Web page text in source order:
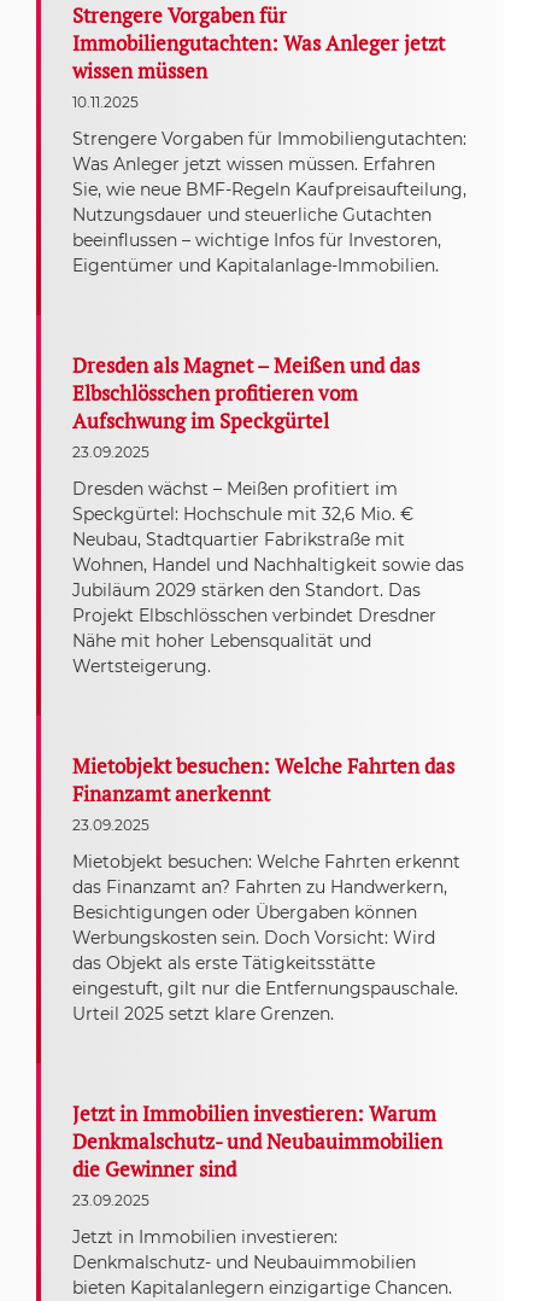
Strengere Vorgaben für
Immobiliengutachten: Was Anleger jetzt
wissen müssen
10.11.2025
Strengere Vorgaben für Immobiliengutachten:
Was Anleger jetzt wissen müssen. Erfahren
Sie, wie neue BMF-Regeln Kaufpreisaufteilung,
Nutzungsdauer und steuerliche Gutachten
beeinflussen – wichtige Infos für Investoren,
Eigentümer und Kapitalanlage-Immobilien.
Dresden als Magnet – Meißen und das
Elbschlösschen profitieren vom
Aufschwung im Speckgürtel
23.09.2025
Dresden wächst – Meißen profitiert im
Speckgürtel: Hochschule mit 32,6 Mio. €
Neubau, Stadtquartier Fabrikstraße mit
Wohnen, Handel und Nachhaltigkeit sowie das
Jubiläum 2029 stärken den Standort. Das
Projekt Elbschlösschen verbindet Dresdner
Nähe mit hoher Lebensqualität und
Wertsteigerung.
Mietobjekt besuchen: Welche Fahrten das
Finanzamt anerkennt
23.09.2025
Mietobjekt besuchen: Welche Fahrten erkennt
das Finanzamt an? Fahrten zu Handwerkern,
Besichtigungen oder Übergaben können
Werbungskosten sein. Doch Vorsicht: Wird
das Objekt als erste Tätigkeitsstätte
eingestuft, gilt nur die Entfernungspauschale.
Urteil 2025 setzt klare Grenzen.
Jetzt in Immobilien investieren: Warum
Denkmalschutz- und Neubauimmobilien
die Gewinner sind
23.09.2025
Jetzt in Immobilien investieren:
Denkmalschutz- und Neubauimmobilien
bieten Kapitalanlegern einzigartige Chancen.